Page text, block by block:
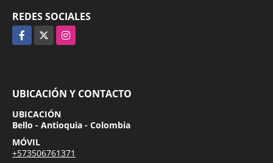
REDES SOCIALES
Facebook Instagram
UBICACIÓN Y CONTACTO
UBICACIÓN
Bello - Antioquia - Colombia
MÓVIL
+573506761371